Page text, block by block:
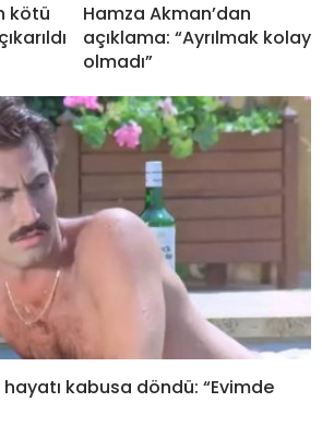
kötü
Hamza Akman’dan
açıklama: “Ayrılmak kolay
olmadı”
hayatı kabusa döndü: “Evimde